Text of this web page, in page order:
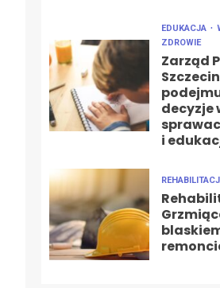
EDUKACJA
ZDROWIE
Zarząd
decyzje
i